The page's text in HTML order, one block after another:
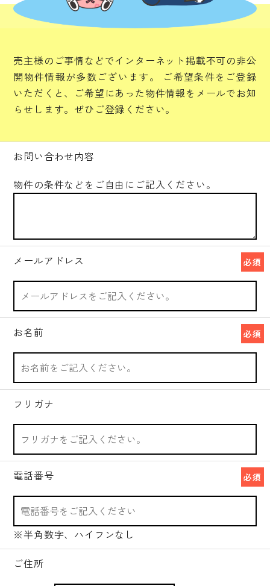
売主様のご事情などでインターネット掲載不可の非公
開物件情報が多数ございます。
ご希望条件をご登録
いただくと、ご希望にあった物件情報をメールでお知
らせします。ぜひご登録ください。
お問い合わせ内容
物件の条件などをご自由にご記入ください。
メールアドレス 必須
お名前 必須
フリガナ
電話番号 必須
※半角数字、ハイフンなし
ご住所